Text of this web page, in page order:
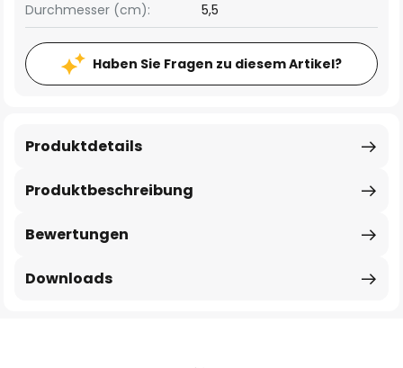
Durchmesser (cm): 5,5
Haben Sie Fragen zu diesem Artikel?
Produktbeschreibung
Produktdetails
Bewertungen
Downloads